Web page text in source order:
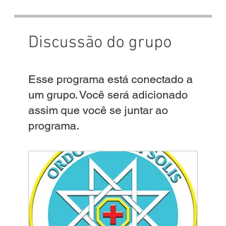
Discussão do grupo
Esse programa está conectado a
um grupo. Você será adicionado
assim que você se juntar ao
programa.